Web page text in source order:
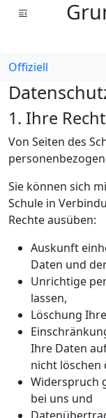
Offiziell
1. Ihre
Von Seiten des
Sie können sich
Schule in
Rechte ausüben:
Auskunft
Daten und
Unrichtige
lassen,
Löschung
Ihre Daten
nicht löschen
Widerspruch
bei uns und